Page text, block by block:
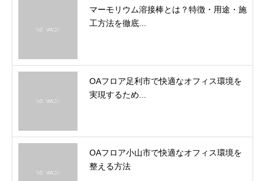
マーモリウム溶接棒とは？特徴・用途・施
工方法を徹底...
OAフロア足利市で快適なオフィス環境を
実現するため...
OAフロア小山市で快適なオフィス環境を
整える方法